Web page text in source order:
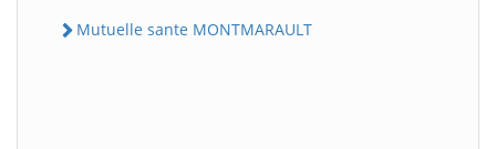
Mutuelle sante MONTMARAULT